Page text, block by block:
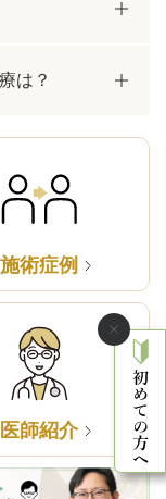
は？
施術症例
医師紹介